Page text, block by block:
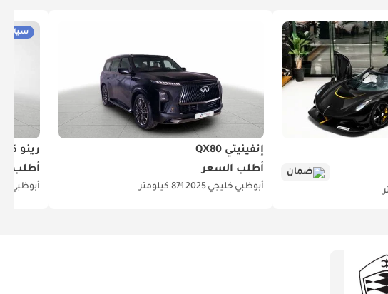
ضمان
إنفينيتي QX80
أطلب السعر
أبوظبي خليجي 2025 871 كيلومتر
رينو
أطلب
أبوظبي